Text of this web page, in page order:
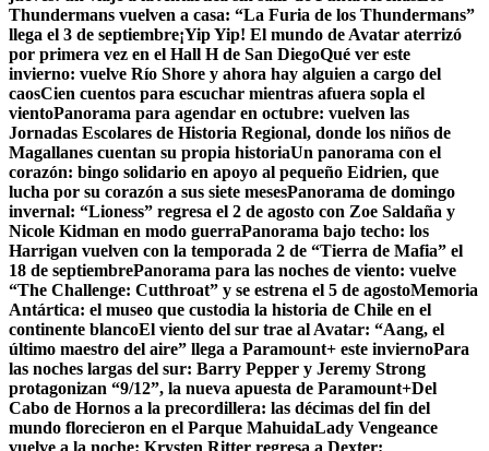
Thundermans vuelven a casa: “La Furia de los Thundermans”
llega el 3 de septiembre¡Yip Yip! El mundo de Avatar aterrizó
por primera vez en el Hall H de San DiegoQué ver este
invierno: vuelve Río Shore y ahora hay alguien a cargo del
caosCien cuentos para escuchar mientras afuera sopla el
vientoPanorama para agendar en octubre: vuelven las
Jornadas Escolares de Historia Regional, donde los niños de
Magallanes cuentan su propia historiaUn panorama con el
corazón: bingo solidario en apoyo al pequeño Eidrien, que
lucha por su corazón a sus siete mesesPanorama de domingo
invernal: “Lioness” regresa el 2 de agosto con Zoe Saldaña y
Nicole Kidman en modo guerraPanorama bajo techo: los
Harrigan vuelven con la temporada 2 de “Tierra de Mafia” el
18 de septiembrePanorama para las noches de viento: vuelve
“The Challenge: Cutthroat” y se estrena el 5 de agostoMemoria
Antártica: el museo que custodia la historia de Chile en el
continente blancoEl viento del sur trae al Avatar: “Aang, el
último maestro del aire” llega a Paramount+ este inviernoPara
las noches largas del sur: Barry Pepper y Jeremy Strong
protagonizan “9/12”, la nueva apuesta de Paramount+Del
Cabo de Hornos a la precordillera: las décimas del fin del
mundo florecieron en el Parque MahuidaLady Vengeance